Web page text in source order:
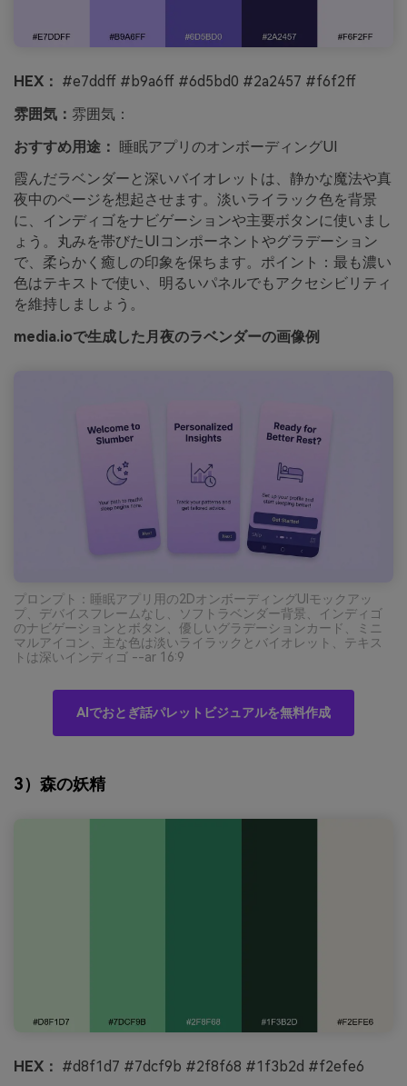
HEX： #e7ddff #b9a6ff #6d5bd0 #2a2457 #f6f2ff
雰囲気： 雰囲気：
おすすめ用途： 睡眠アプリのオンボーディングUI
霞んだラベンダーと深いバイオレットは、静かな魔法や真
夜中のページを想起させます。淡いライラック色を背景
に、インディゴをナビゲーションや主要ボタンに使いまし
ょう。丸みを帯びたUIコンポーネントやグラデーション
で、柔らかく癒しの印象を保ちます。ポイント：最も濃い
色はテキストで使い、明るいパネルでもアクセシビリティ
を維持しましょう。
media.ioで生成した月夜のラベンダーの画像例
プロンプト：睡眠アプリ用の2DオンボーディングUIモックアッ
プ、デバイスフレームなし、ソフトラベンダー背景、インディゴ
のナビゲーションとボタン、優しいグラデーションカード、ミニ
マルアイコン、主な色は淡いライラックとバイオレット、テキス
トは深いインディゴ --ar 16:9
AIでおとぎ話パレットビジュアルを無料作成
3）森の妖精
HEX： #d8f1d7 #7dcf9b #2f8f68 #1f3b2d #f2efe6